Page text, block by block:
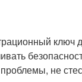
ключ
не